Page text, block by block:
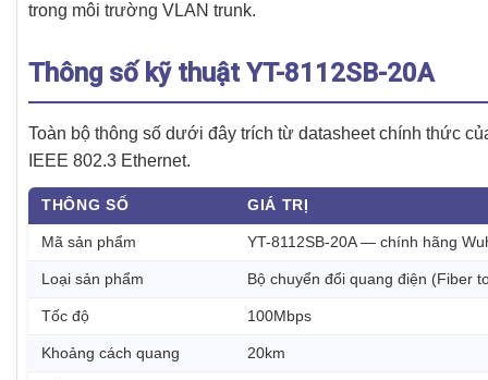
trong môi trường VLAN trunk.
Thông số kỹ thuật YT-8112SB-20A
Toàn bộ thông số dưới đây trích từ datasheet chính thức
IEEE 802.3 Ethernet.
THÔNG SỐ GIÁ TRỊ
Mã sản phẩm YT-8112SB-20A — chính hãng
Loại sản phẩm Bộ chuyển đổi quang điện (Fiber
Tốc độ 100Mbps
Khoảng cách quang 20km